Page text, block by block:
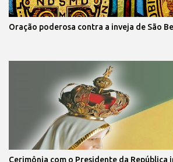
Oração poderosa contra a inveja de São
Cerimônia com o Presidente da República